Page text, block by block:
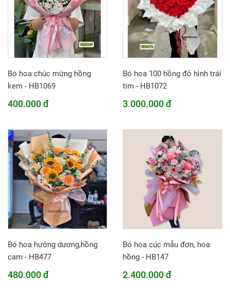
Bó hoa chúc mừng hồng
kem - HB1069
400.000 đ
Bó hoa 100 hồng đỏ hình trái
tim - HB1072
3.000.000 đ
Bó hoa hướng dương,hồng
cam - HB477
480.000 đ
Bó hoa cúc mẫu đơn, hoa
hồng - HB147
2.400.000 đ